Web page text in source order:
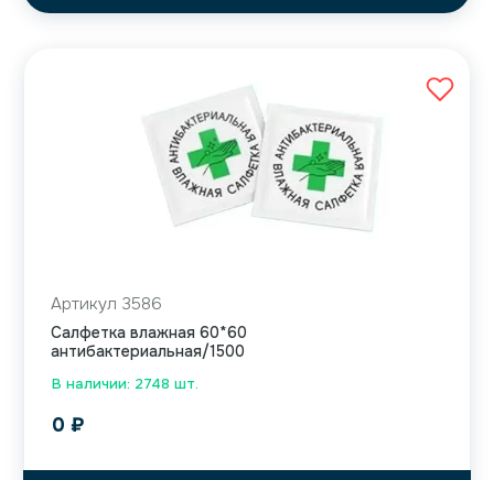
В наличии: 2748 шт.
Артикул 3586
Салфетка влажная 60*60
антибактериальная/1500
0 ₽